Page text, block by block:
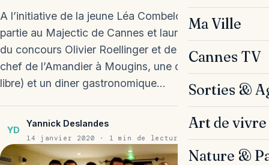
Ma Ville
Cannes TV
Sorties &
Art de vivre
Nature &
A l’initiative de la jeune Léa Combelonge, chef de
partie au Majectic de Cannes et lauréate 2019 1er prix
du concours Olivier Roellinger et de Denis Fétisson,
chef de l’Amandier à Mougins, une conférence (entrée
libre) et un diner gastronomique…
YD
Yannick Deslandes
14 janvier 2020 · 1 min de lecture